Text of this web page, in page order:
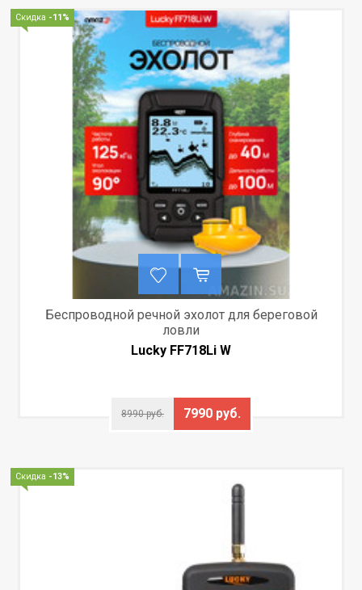
Скидка -11%
Беспроводной речной эхолот для береговой
ловли
Lucky FF718Li W
8990 руб. 7990 руб.
Скидка -13%